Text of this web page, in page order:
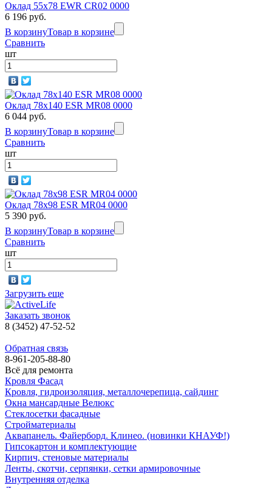
Оклад 55x78 EWR CR02 0000
6 196 руб.
В корзинуТовар в корзине
Сравнить
шт
Оклад 78x140 ESR MR08 0000
6 044 руб.
В корзинуТовар в корзине
Сравнить
шт
Оклад 78x98 ESR MR04 0000
5 390 руб.
В корзинуТовар в корзине
Сравнить
шт
Загрузить еще
Заказать звонок
8 (3452) 47-52-52
Обратная связь
8-961-205-88-80
Всё для ремонта
Кровля Фасад
Кровля, гидроизоляция, металлочерепица, сайдинг
Окна мансардные Велюкс
Стеклосетки фасадные
Стройматериалы
Аквапанель. Файерборд. Клинео. (новинки КНАУФ!)
Гипсокартон и комплектующие
Кирпич, стеновые материалы
Ленты, скотчи, серпянки, сетки армировочные
Внутренняя отделка